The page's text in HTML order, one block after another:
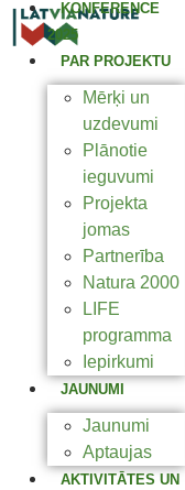
KONFERENCE
2025
PAR PROJEKTU
Mērķi un
uzdevumi
Plānotie
ieguvumi
Projekta
jomas
Partnerība
Natura 2000
LIFE
programma
Iepirkumi
JAUNUMI
Jaunumi
Aptaujas
AKTIVITĀTES UN